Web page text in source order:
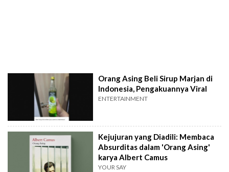
Orang Asing Beli Sirup Marjan di
Indonesia, Pengakuannya Viral
ENTERTAINMENT
Kejujuran yang Diadili: Membaca
Absurditas dalam 'Orang Asing'
karya Albert Camus
YOUR SAY